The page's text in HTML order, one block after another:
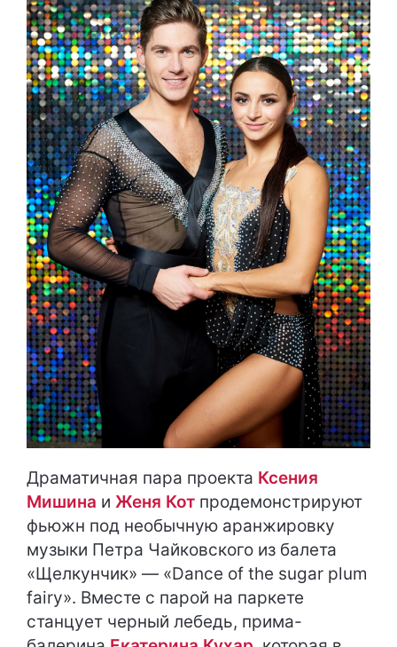
Драматичная пара проекта Ксения
Мишина и Женя Кот продемонстрируют
фьюжн под необычную аранжировку
музыки Петра Чайковского из балета
«Щелкунчик» — «Dance of the sugar plum
fairy». Вместе с парой на паркете
станцует черный лебедь, прима-